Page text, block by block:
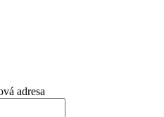
adresa